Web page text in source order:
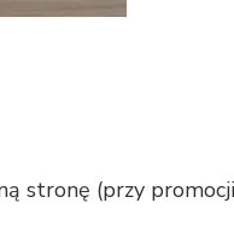
stronę (przy